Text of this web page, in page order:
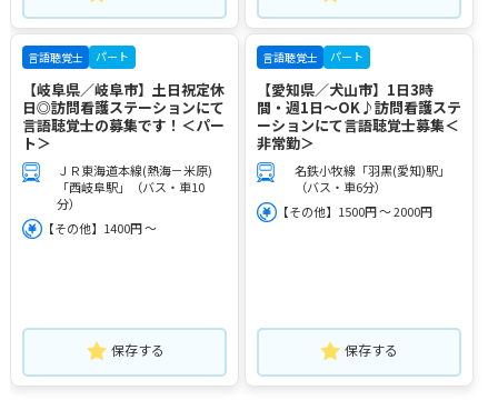
言語聴覚士 パート
【岐阜県／岐阜市】土日祝定休
日◎訪問看護ステーションにて
言語聴覚士の募集です！＜パー
ト＞
ＪＲ東海道本線(熱海－米原)
「西岐阜駅」（バス・車10
分）
【その他】1400円 ～
保存する
言語聴覚士 パート
【愛知県／犬山市】1日3時
間・週1日～OK♪訪問看護ステ
ーションにて言語聴覚士募集＜
非常勤＞
名鉄小牧線「羽黒(愛知)駅」
（バス・車6分）
【その他】1500円 ～ 2000円
保存する